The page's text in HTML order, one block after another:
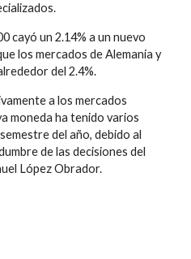
cayó un 2.14% a un nuevo
los mercados de Alemania y
del 2.4%.
a los mercados
moneda ha tenido varios
del año, debido al
de las decisiones del
López Obrador.